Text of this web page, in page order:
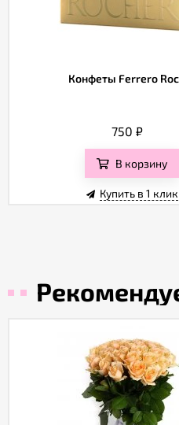
Конфеты Ferrero
750 ₽
В корзину
Купить в 1 клик